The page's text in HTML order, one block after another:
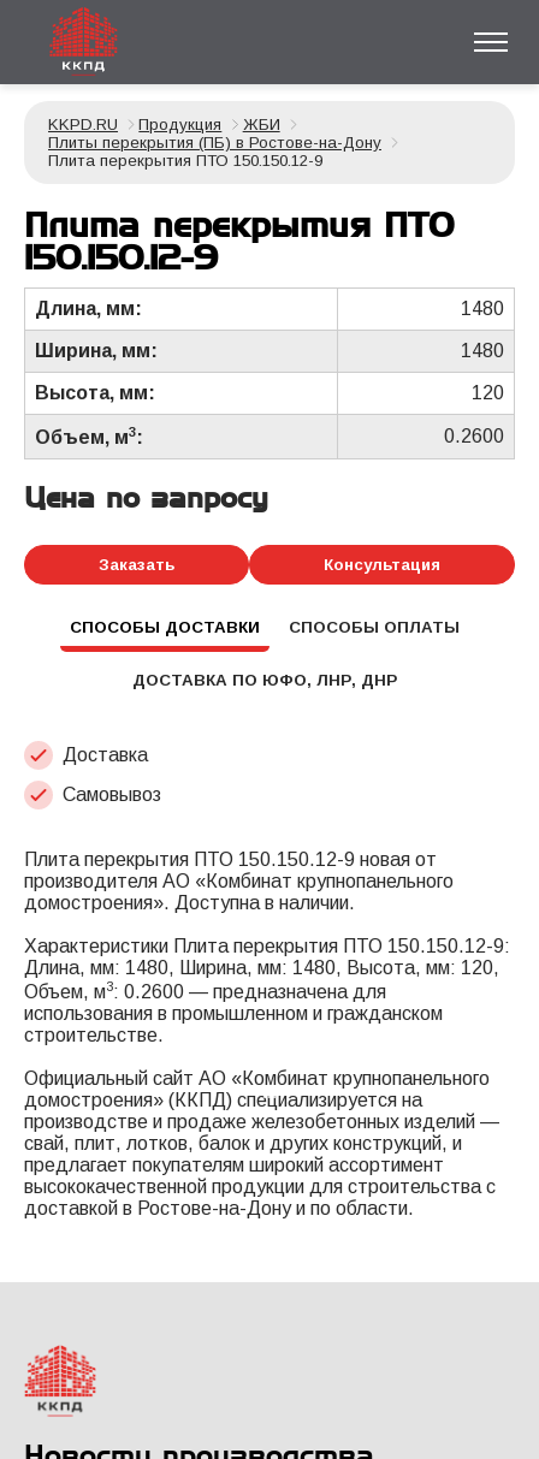
KKPD.RU Продукция
ЖБИ
Плиты перекрытия (ПБ) в Ростове-на-Дону
Плита перекрытия ПТО 150.150.12-9
Плита перекрытия ПТО
150.150.12-9
Длина, мм: 1480
Ширина, мм: 1480
Высота, мм: 120
Объем, м3: 0.2600
Цена по запросу
Заказать Консультация
СПОСОБЫ ДОСТАВКИ СПОСОБЫ ОПЛАТЫ
ДОСТАВКА ПО ЮФО, ЛНР, ДНР
Доставка
Самовывоз
Плита перекрытия ПТО 150.150.12-9 новая от
производителя АО «Комбинат крупнопанельного
домостроения». Доступна в наличии.
Характеристики Плита перекрытия ПТО 150.150.12-9:
Длина, мм: 1480, Ширина, мм: 1480, Высота, мм: 120,
Объем, м3: 0.2600 — предназначена для
использования в промышленном и гражданском
строительстве.
Официальный сайт АО «Комбинат крупнопанельного
домостроения» (ККПД) специализируется на
производстве и продаже железобетонных изделий —
свай, плит, лотков, балок и других конструкций, и
предлагает покупателям широкий ассортимент
высококачественной продукции для строительства с
доставкой в Ростове-на-Дону и по области.